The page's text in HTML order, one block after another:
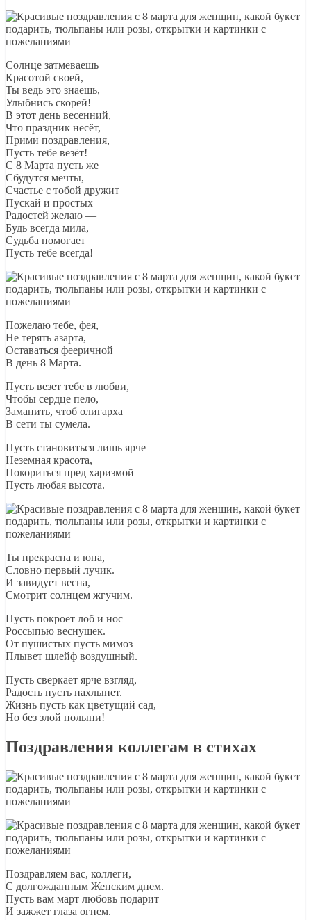
Солнце затмеваешь
Красотой своей,
Ты ведь это знаешь,
Улыбнись скорей!
В этот день весенний,
Что праздник несёт,
Прими поздравления,
Пусть тебе везёт!
С 8 Марта пусть же
Сбудутся мечты,
Счастье с тобой дружит
Пускай и простых
Радостей желаю —
Будь всегда мила,
Судьба помогает
Пусть тебе всегда!
Пожелаю тебе, фея,
Не терять азарта,
Оставаться фееричной
В день 8 Марта.
Пусть везет тебе в любви,
Чтобы сердце пело,
Заманить, чтоб олигарха
В сети ты сумела.
Пусть становиться лишь ярче
Неземная красота,
Покориться пред харизмой
Пусть любая высота.
Ты прекрасна и юна,
Словно первый лучик.
И завидует весна,
Смотрит солнцем жгучим.
Пусть покроет лоб и нос
Россыпью веснушек.
От пушистых пусть мимоз
Плывет шлейф воздушный.
Пусть сверкает ярче взгляд,
Радость пусть нахлынет.
Жизнь пусть как цветущий сад,
Но без злой полыни!
Поздравления коллегам в стихах
Поздравляем вас, коллеги,
С долгожданным Женским днем.
Пусть вам март любовь подарит
И зажжет глаза огнем.